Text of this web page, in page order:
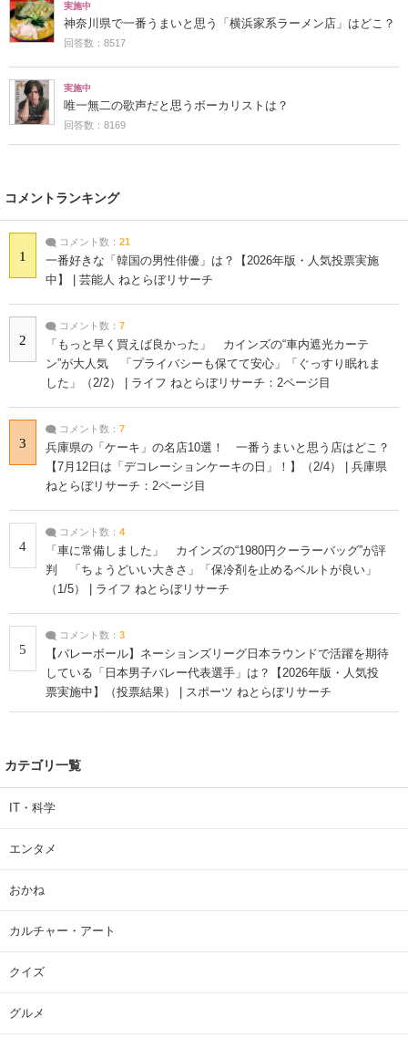
実施中
神奈川県で一番うまいと思う「横浜家系ラーメン店」はどこ？
回答数：8517
実施中
唯一無二の歌声だと思うボーカリストは？
回答数：8169
コメントランキング
1
コメント数： 21
一番好きな「韓国の男性俳優」は？【2026年版・人気投票実施
中】 | 芸能人 ねとらぼリサーチ
2
コメント数： 7
「もっと早く買えば良かった」 カインズの“車内遮光カーテ
ン”が大人気 「プライバシーも保てて安心」「ぐっすり眠れま
した」（2/2） | ライフ ねとらぼリサーチ：2ページ目
3
コメント数： 7
兵庫県の「ケーキ」の名店10選！ 一番うまいと思う店はどこ？
【7月12日は「デコレーションケーキの日」！】（2/4） | 兵庫県
ねとらぼリサーチ：2ページ目
4
コメント数： 4
「車に常備しました」 カインズの“1980円クーラーバッグ”が評
判 「ちょうどいい大きさ」「保冷剤を止めるベルトが良い」
（1/5） | ライフ ねとらぼリサーチ
5
コメント数： 3
【バレーボール】ネーションズリーグ日本ラウンドで活躍を期待
している「日本男子バレー代表選手」は？【2026年版・人気投
票実施中】（投票結果） | スポーツ ねとらぼリサーチ
カテゴリ一覧
IT・科学
エンタメ
おかね
カルチャー・アート
クイズ
グルメ